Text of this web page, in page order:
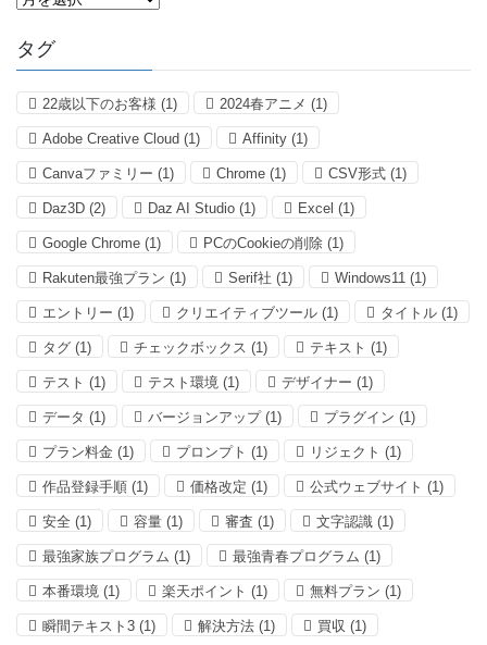
ー
イ
タグ
22歳以下のお客様 (1) 2024春アニメ (1)
Adobe Creative Cloud (1) Affinity (1)
Canvaファミリー (1) Chrome (1) CSV形式 (1)
Daz3D (2) Daz AI Studio (1) Excel (1)
Google Chrome (1) PCのCookieの削除 (1)
Rakuten最強プラン (1) Serif社 (1) Windows11 (1)
エントリー (1) クリエイティブツール (1) タイトル (1)
タグ (1) チェックボックス (1) テキスト (1)
テスト (1) テスト環境 (1) デザイナー (1)
データ (1) バージョンアップ(1) プラグイン (1)
プラン料金 (1) プロンプト (1) リジェクト (1)
作品登録手順 (1) 価格改定 (1) 公式ウェブサイト (1)
安全 (1) 容量 (1) 審査 (1) 文字認識 (1)
最強家族プログラム (1) 最強青春プログラム (1)
本番環境 (1) 楽天ポイント (1) 無料プラン (1)
瞬間テキスト3 (1) 解決方法 (1) 買収 (1)